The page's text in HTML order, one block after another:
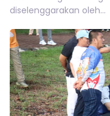
diselenggarakan oleh...